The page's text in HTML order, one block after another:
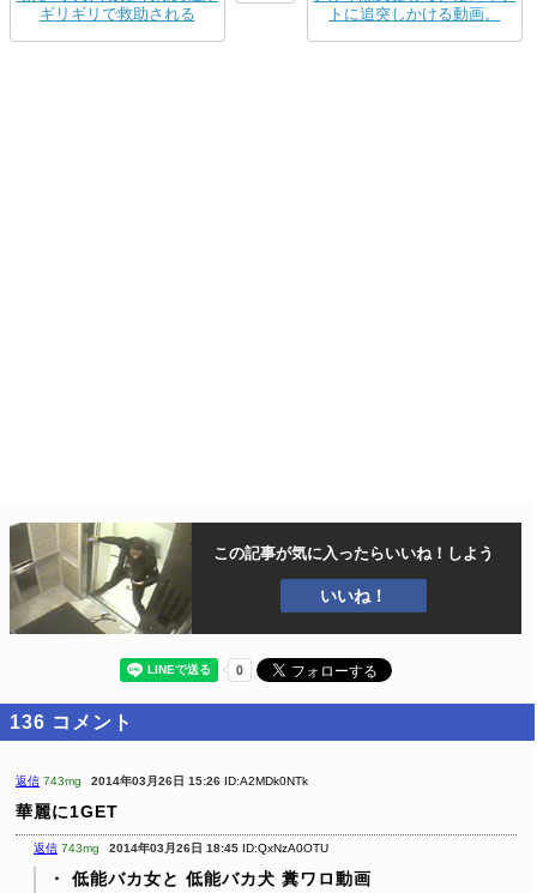
ギリギリで救助される
トに追突しかける動画。
この記事が気に入ったらいいね！しよう
いいね！
136 コメント
返信 743mg 2014年03月26日 15:26 ID:A2MDk0NTk
華麗に1GET
返信 743mg 2014年03月26日 18:45 ID:QxNzA0OTU
・ 低能バカ女と 低能バカ犬 糞ワロ動画